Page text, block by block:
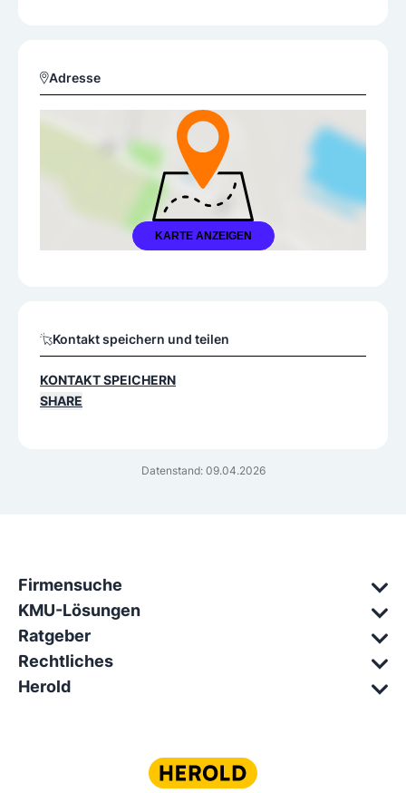
Adresse
KARTE ANZEIGEN
Datenstand: 09.04.2026
Kontakt speichern und teilen
KONTAKT SPEICHERN
SHARE
Firmensuche
KMU-Lösungen
Ratgeber
Rechtliches
Herold